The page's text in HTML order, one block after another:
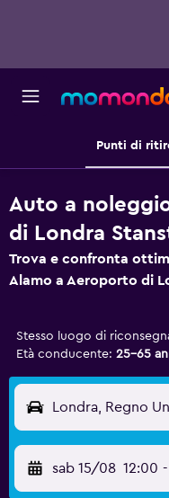
Punti di
Auto a
di Londra
Trova e confronta
Alamo a Aeroporto di
Stesso luogo di
Età conducente: 25-65
sab 15/08 12:00 -